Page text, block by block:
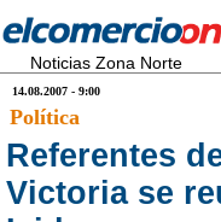
Noticias Zona Norte
14.08.2007 - 9:00
Política
Referentes
Victoria se